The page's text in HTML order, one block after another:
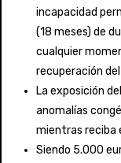
incapacidad
(18 meses) de
cualquier
recuperación
La exposición
anomalías
mientras reciba
Siendo 5.000